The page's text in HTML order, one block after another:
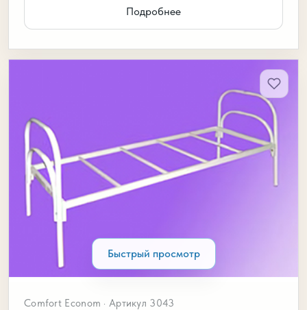
Подробнее
Быстрый просмотр
Comfort Econom · Артикул 3043